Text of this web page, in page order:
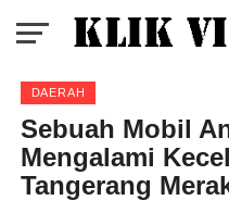
DAERAH
Sebuah Mobil
Mengalami
Tangerang